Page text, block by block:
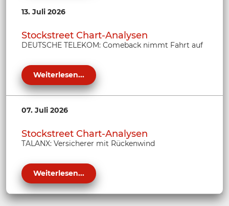
13. Juli 2026
Stockstreet Chart-Analysen
DEUTSCHE TELEKOM: Comeback nimmt Fahrt auf
Weiterlesen...
07. Juli 2026
Stockstreet Chart-Analysen
TALANX: Versicherer mit Rückenwind
Weiterlesen...